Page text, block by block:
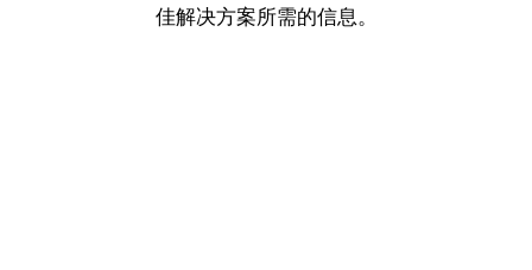
佳解决方案所需的信息。